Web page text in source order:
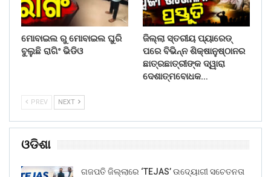
ମୋବାଇଲ ରୁ ମୋବାଇଲ ଘୁରି
ବୁଲୁଛି ରାଗିଂ ଭିଡିଓ
ଜିଲ୍ଲା ସ୍ତରୀୟ ପ୍ୟାରେଡ୍
ପରେ ବିଭିନ୍ନ ଶିକ୍ଷାନୁଷ୍ଠାନର
ଛାତ୍ରଛାତ୍ରୀଙ୍କ ଦ୍ୱାରା
ଦେଶାତ୍ମବୋଧକ…
PREV NEXT
ଓଡିଶା
ଗଜପତି ଜିଲ୍ଲାରେ ‘TEJAS’ ଉଦ୍ୟୋଗୀ ସଚେତନତା